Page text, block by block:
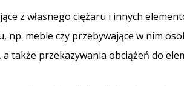
z własnego ciężaru i innych
meble czy przebywające w nim
także przekazywania obciążeń do